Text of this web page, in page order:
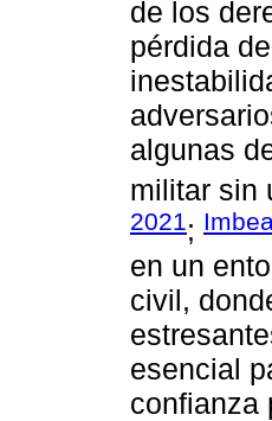
de los
pérdida
algunas
militar sin
2021;
en un
civil,
esencial
confianza